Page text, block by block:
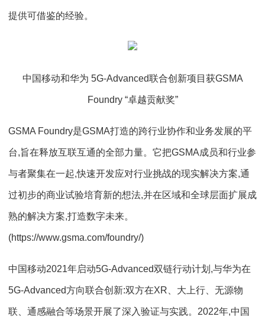
提供可借鉴的经验。
中国移动和华为 5G-Advanced联合创新项目获GSMA
Foundry “卓越贡献奖”
GSMA Foundry是GSMA打造的跨行业协作和业务发展的平
台,旨在释放互联互通的全部力量。它把GSMA成员和行业参
与者聚集在一起,快速开发应对行业挑战的现实解决方案,通
过初步的商业试验培育新的想法,并在区域和全球层面扩展成
熟的解决方案,打造数字未来。
(https://www.gsma.com/foundry/)
中国移动2021年启动5G-Advanced双链行动计划,与华为在
5G-Advanced方向联合创新:双方在XR、大上行、无源物
联、通感融合等场景开展了深入验证与实践。2022年,中国